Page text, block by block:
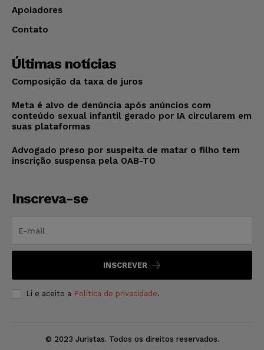
Apoiadores
Contato
Últimas notícias
Composição da taxa de juros
Meta é alvo de denúncia após anúncios com
conteúdo sexual infantil gerado por IA circularem em
suas plataformas
Advogado preso por suspeita de matar o filho tem
inscrição suspensa pela OAB-TO
Inscreva-se
INSCREVER
Li e aceito a Política de privacidade.
© 2023 Juristas. Todos os direitos reservados.